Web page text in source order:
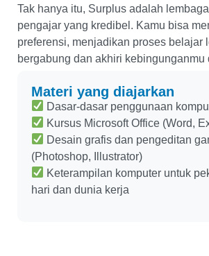
Tak hanya itu, Surplus adalah
pengajar yang kredibel. Kamu bisa
preferensi, menjadikan proses belajar
bergabung dan akhiri kebingunganmu
Materi yang diajarkan
Dasar-dasar penggunaan
Kursus Microsoft Office (Word,
Desain grafis dan pengeditan
(Photoshop, Illustrator)
Keterampilan komputer untuk
hari dan dunia kerja